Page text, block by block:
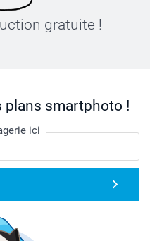
gratuite !
plans smartphoto !
ici